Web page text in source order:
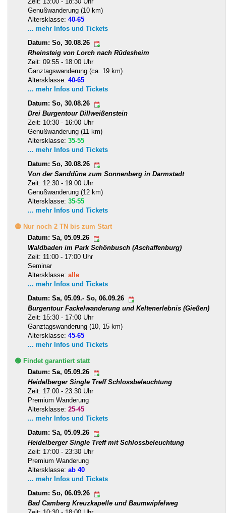
Genußwanderung (10 km)
Altersklasse: 40-65
... mehr Infos und Tickets
Datum: So, 30.08.26
Rheinsteig von Lorch nach Rüdesheim
Zeit: 09:55 - 18:00 Uhr
Ganztagswanderung (ca. 19 km)
Altersklasse: 40-65
... mehr Infos und Tickets
Datum: So, 30.08.26
Drei Burgentour Dillweißenstein
Zeit: 10:30 - 16:00 Uhr
Genußwanderung (11 km)
Altersklasse: 35-55
... mehr Infos und Tickets
Datum: So, 30.08.26
Von der Sanddüne zum Sonnenberg in Darmstadt
Zeit: 12:30 - 19:00 Uhr
Genußwanderung (12 km)
Altersklasse: 35-55
... mehr Infos und Tickets
🟡 Nur noch 2 TN bis zum Start
Datum: Sa, 05.09.26
Waldbaden im Park Schönbusch (Aschaffenburg)
Zeit: 11:00 - 17:00 Uhr
Seminar
Altersklasse: alle
... mehr Infos und Tickets
Datum: Sa, 05.09.- So, 06.09.26
Burgentour Fackelwanderung und Keltenerlebnis (Gießen)
Zeit: 15:30 - 17:00 Uhr
Ganztagswanderung (10, 15 km)
Altersklasse: 45-65
... mehr Infos und Tickets
🟢 Findet garantiert statt
Datum: Sa, 05.09.26
Heidelberger Single Treff Schlossbeleuchtung
Zeit: 17:00 - 23:30 Uhr
Premium Wanderung
Altersklasse: 25-45
... mehr Infos und Tickets
Datum: Sa, 05.09.26
Heidelberger Single Treff mit Schlossbeleuchtung
Zeit: 17:00 - 23:30 Uhr
Premium Wanderung
Altersklasse: ab 40
... mehr Infos und Tickets
Datum: So, 06.09.26
Bad Camberg Kreuzkapelle und Baumwipfelweg